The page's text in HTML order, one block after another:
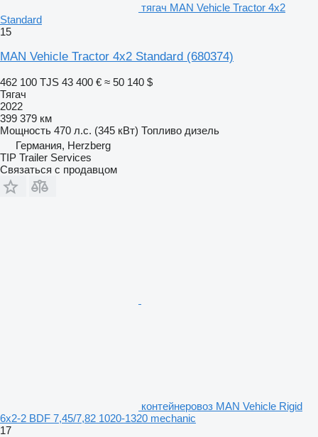
тягач MAN Vehicle Tractor 4x2
Standard
15
MAN Vehicle Tractor 4x2 Standard (680374)
462 100 TJS 43 400 € ≈ 50 140 $
Тягач
2022
399 379 км
Мощность 470 л.с. (345 кВт) Топливо дизель
Германия, Herzberg
TIP Trailer Services
Связаться с продавцом
контейнеровоз MAN Vehicle Rigid
6x2-2 BDF 7,45/7,82 1020-1320 mechanic
17